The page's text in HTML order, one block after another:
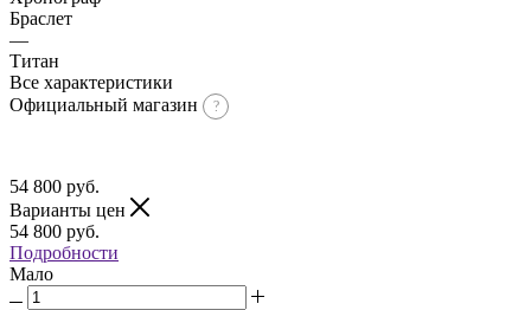
Браслет
—
Титан
Все характеристики
Официальный магазин
54 800 руб.
Варианты цен
54 800 руб.
Подробности
Мало